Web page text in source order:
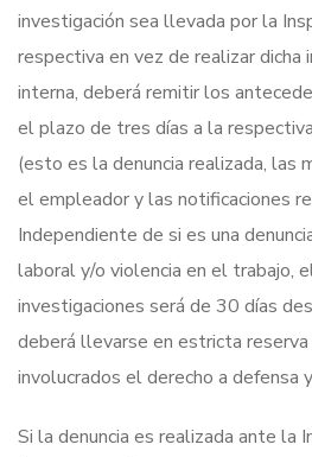
investigación sea llevada por la
respectiva en vez de realizar dicha
interna, deberá remitir los
el plazo de tres días a la
(esto es la denuncia realizada, las
el empleador y las notificaciones
Independiente de si es una
laboral y/o violencia en el trabajo,
investigaciones será de 30 días
deberá llevarse en estricta
involucrados el derecho a defensa
Si la denuncia es realizada ante la